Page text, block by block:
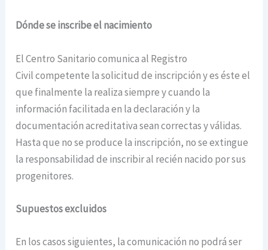
Dónde se inscribe el nacimiento
El Centro Sanitario comunica al Registro
Civil competente la solicitud de inscripción y es éste el
que finalmente la realiza siempre y cuando la
información facilitada en la declaración y la
documentación acreditativa sean correctas y válidas.
Hasta que no se produce la inscripción, no se extingue
la responsabilidad de inscribir al recién nacido por sus
progenitores.
Supuestos excluidos
En los casos siguientes, la comunicación no podrá ser